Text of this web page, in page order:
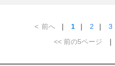
< 前へ ｜ 1 ｜ 2 ｜ 3
<< 前の5ページ
｜